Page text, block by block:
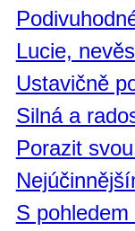
Lucie,
Ustavičně
Silná a
Porazit
S